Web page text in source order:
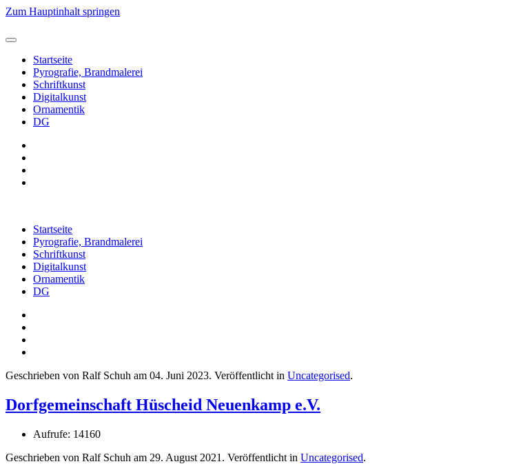
Zum Hauptinhalt springen
Startseite
Pyrografie, Brandmalerei
Schriftkunst
Digitalkunst
Ornamentik
DG
Startseite
Pyrografie, Brandmalerei
Schriftkunst
Digitalkunst
Ornamentik
DG
Geschrieben von Ralf Schuh am 04. Juni 2023. Veröffentlicht in Uncategorised.
Dorfgemeinschaft Hüscheid Neuenkamp e.V.
Aufrufe: 14160
Geschrieben von Ralf Schuh am 29. August 2021 . Veröffentlicht in Uncategorised.